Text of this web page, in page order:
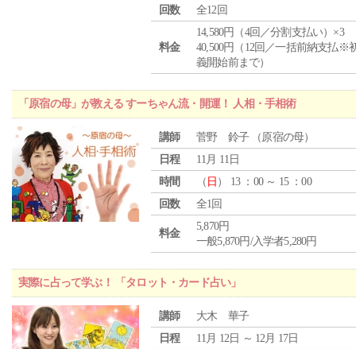
回数 全12回
料金
14,580円（4回／分割支払い）×3
40,500円（12回／一括前納支払※
義開始前まで）
「原宿の母」が教える すーちゃん流・開運！ 人相・手相術
講師
菅野 鈴子 （原宿の母）
日程
11月 11日
時間
（ 日 ） 13 ：00 ～ 15 ：00
回数
全1回
料金
5,870円
一般5,870円/入学者5,280円
実際に占って学ぶ！ 「タロット・カード占い」
講師
大木 華子
日程
11月 12日 ～ 12月 17日